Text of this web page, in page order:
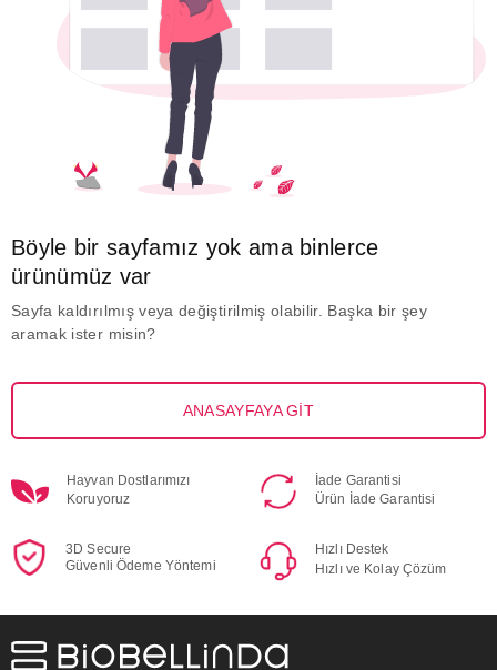
Böyle bir sayfamız yok ama binlerce
ürünümüz var
Sayfa kaldırılmış veya değiştirilmiş olabilir. Başka bir şey
aramak ister misin?
ANASAYFAYA GİT
Hayvan Dostlarımızı
Koruyoruz
İade Garantisi
Ürün İade Garantisi
3D Secure
Güvenli Ödeme Yöntemi
Hızlı Destek
Hızlı ve Kolay Çözüm